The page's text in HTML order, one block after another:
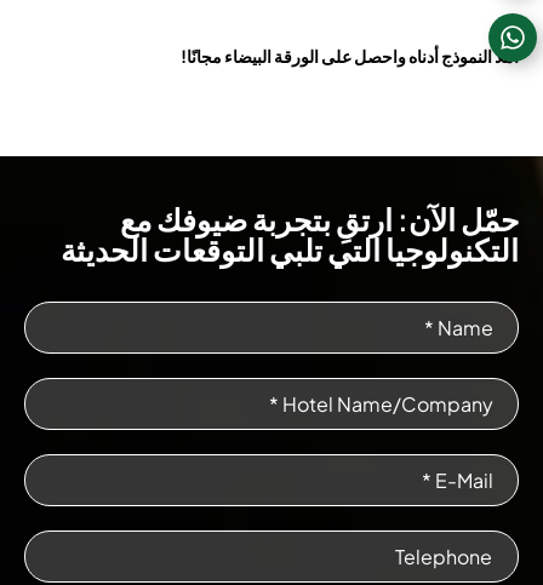
املأ النموذج أدناه واحصل على الورقة البيضاء مجانًا!
حمّل الآن: ارتقِ بتجربة ضيوفك مع
التكنولوجيا التي تلبي التوقعات الحديثة